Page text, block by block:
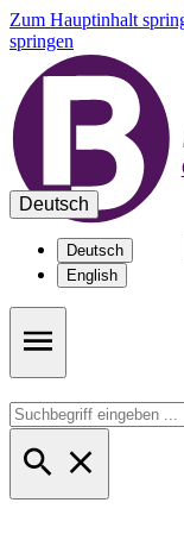
Zum Hauptinhalt
springen
Deutsch
Deutsch
English